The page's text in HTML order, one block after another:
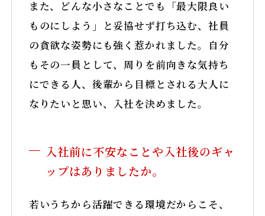
また、どんな小さなことでも「最大限良い
ものにしよう」と妥協せず打ち込む、社員
の貪欲な姿勢にも強く惹かれました。自分
もその一員として、周りを前向きな気持ち
にできる人、後輩から目標とされる大人に
なりたいと思い、入社を決めました。
入社前に不安なことや入社後のギャ
ップはありましたか。
若いうちから活躍できる環境だからこそ、